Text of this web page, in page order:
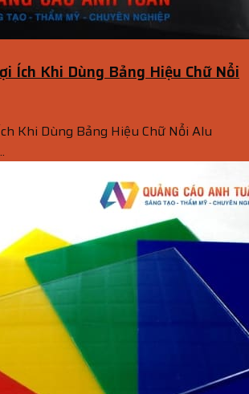
Ích Khi Dùng Bảng Hiệu Chữ Nổi
Khi Dùng Bảng Hiệu Chữ Nổi Alu